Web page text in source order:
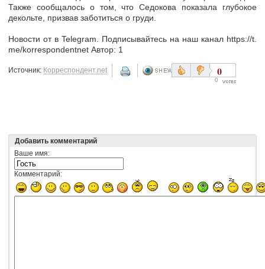
Также сообщалось о том, что Седокова показала глубокое
декольте, призвав заботиться о груди.
Новости от в Telegram. Подписывайтесь на наш канал https://t.
me/korrespondentnet Автор: 1
Источник: Корреспондент.net 0
0
Добавить комментарий
Ваше имя:
Комментарий: